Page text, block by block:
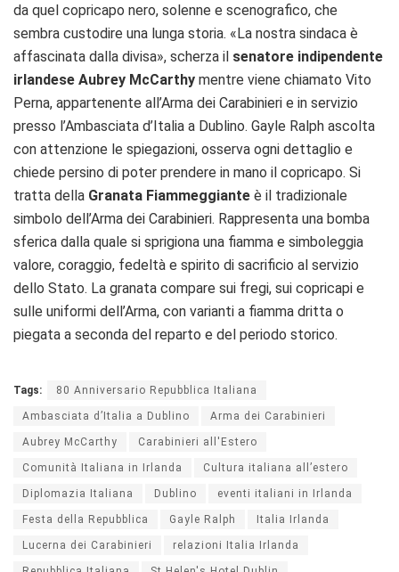
da quel copricapo nero, solenne e scenografico, che
sembra custodire una lunga storia. «La nostra sindaca è
affascinata dalla divisa», scherza il senatore indipendente
irlandese Aubrey McCarthy mentre viene chiamato Vito
Perna, appartenente all’Arma dei Carabinieri e in servizio
presso l’Ambasciata d’Italia a Dublino. Gayle Ralph ascolta
con attenzione le spiegazioni, osserva ogni dettaglio e
chiede persino di poter prendere in mano il copricapo. Si
tratta della Granata Fiammeggiante è il tradizionale
simbolo dell’Arma dei Carabinieri. Rappresenta una bomba
sferica dalla quale si sprigiona una fiamma e simboleggia
valore, coraggio, fedeltà e spirito di sacrificio al servizio
dello Stato. La granata compare sui fregi, sui copricapi e
sulle uniformi dell’Arma, con varianti a fiamma dritta o
piegata a seconda del reparto e del periodo storico.
Tags: 80 Anniversario Repubblica Italiana
Ambasciata d’Italia a Dublino Arma dei Carabinieri
Aubrey McCarthy Carabinieri all'Estero
Comunità Italiana in Irlanda Cultura italiana all’estero
Diplomazia Italiana Dublino eventi italiani in Irlanda
Festa della Repubblica Gayle Ralph Italia Irlanda
Lucerna dei Carabinieri relazioni Italia Irlanda